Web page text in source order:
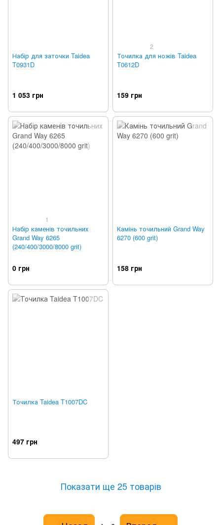
Набір для заточки Taidea
T0931D
1 053 грн
2
Точилка для ножів Taidea
T0612D
159 грн
1
Набір каменів точильних
Grand Way 6265
(240/400/3000/8000 grit)
0 грн
Камінь точильний Grand Way
6270 (600 grit)
158 грн
Точилка Taidea T1007DC
497 грн
Показати ще 25 товарів